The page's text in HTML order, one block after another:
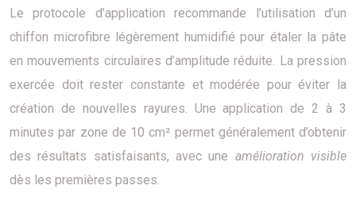
Le protocole d’application recommande l’utilisation d’un
chiffon microfibre légèrement humidifié pour étaler la pâte
en mouvements circulaires d’amplitude réduite. La pression
exercée doit rester constante et modérée pour éviter la
création de nouvelles rayures. Une application de 2 à 3
minutes par zone de 10 cm² permet généralement d’obtenir
des résultats satisfaisants, avec une amélioration visible
dès les premières passes.